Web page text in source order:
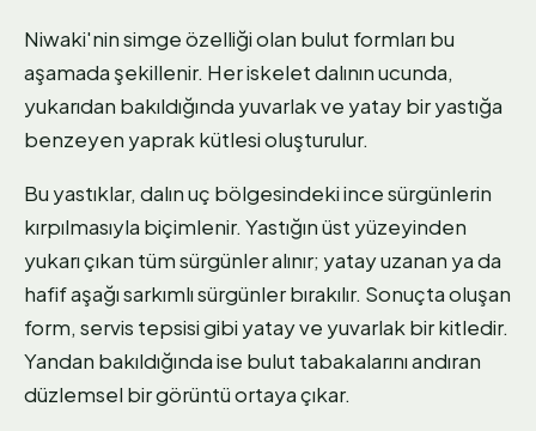
Niwaki'nin simge özelliği olan bulut formları bu
aşamada şekillenir. Her iskelet dalının ucunda,
yukarıdan bakıldığında yuvarlak ve yatay bir yastığa
benzeyen yaprak kütlesi oluşturulur.
Bu yastıklar, dalın uç bölgesindeki ince sürgünlerin
kırpılmasıyla biçimlenir. Yastığın üst yüzeyinden
yukarı çıkan tüm sürgünler alınır; yatay uzanan ya da
hafif aşağı sarkımlı sürgünler bırakılır. Sonuçta oluşan
form, servis tepsisi gibi yatay ve yuvarlak bir kitledir.
Yandan bakıldığında ise bulut tabakalarını andıran
düzlemsel bir görüntü ortaya çıkar.